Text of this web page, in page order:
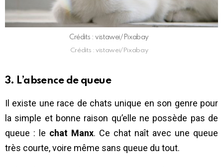
Crédits : vistawei/Pixabay
Crédits : vistawei/Pixabay
3. L’absence de queue
Il existe une race de chats unique en son genre pour
la simple et bonne raison qu’elle ne possède pas de
queue : le chat Manx. Ce chat naît avec une queue
très courte, voire même sans queue du tout.